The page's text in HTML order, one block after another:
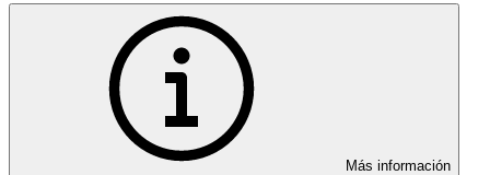
Más información